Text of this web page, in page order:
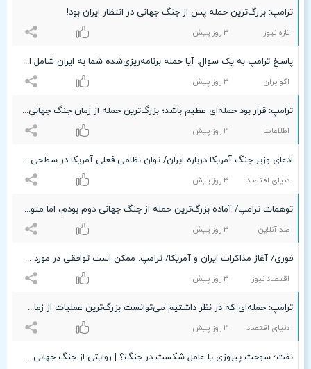
ترامپ: بزرگ‌ترین حمله پس از جنگ جهانی در انتظار ایران بود!
تازه نیوز ٣ روز پیش
پاسخ ترامپ به یک سوال: آیا حمله برنامه‌ریزی‌شده شما به ایران شامل اهداف انرژی می‌شد؟
اکوایران ٣ روز پیش
ترامپ: قرار بود حمله‌ای عظیم باشد؛ بزرگ‌ترین حمله از زمان جنگ جهانی دوم +ویدئو
اطلاعات ٣ روز پیش
ادعای وزیر جنگ آمریکا درباره ایران/ توان نظامی فعلی آمریکا در سطحی بی‌سابقه از زمان جنگ جهانی دوم قرار دارد
دنیای اقتصاد ٣ روز پیش
توهمات ترامپ/ آماده بزرگ‌ترین حمله از جنگ جهانی دوم بودم، اما متوقف شدم
صد آنلاین ٣ روز پیش
فوری/ آغاز مذاکرات ایران و آمریکا/ ترامپ: ممکن است توافقی در مورد مدیریت تنگه هرمز صورت گیرد/ می‌توانست بزرگترین حمله از زمان جنگ جهانی دوم باشد اما..
اقتصاد نیوز ٣ روز پیش
ترامپ: حمله‌ای که در نظر داشتیم می‌توانست بزرگ‌ترین عملیات از زمان جنگ جهانی دوم باشد / مذاکرات با ایران از فردا آغاز می‌شود/عربستان، امارات، قطر و ایران خواستار لغو حمله بودند
دنیای اقتصاد ٣ روز پیش
نفت؛ سوخت پیروزی یا عامل شکست در جنگ؟ | روایتی از جنگ جهانی دوم